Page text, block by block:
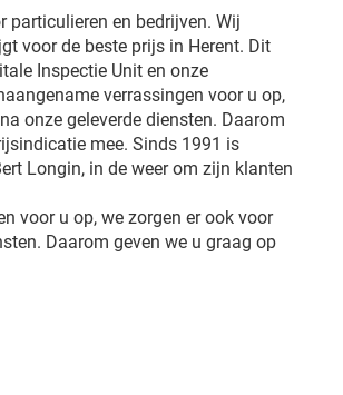
particulieren en bedrijven. Wij
voor de beste prijs in Herent. Dit
Inspectie Unit en onze
verrassingen voor u op,
onze geleverde diensten. Daarom
mee. Sinds 1991 is
Longin, in de weer om zijn klanten
voor u op, we zorgen er ook voor
Daarom geven we u graag op